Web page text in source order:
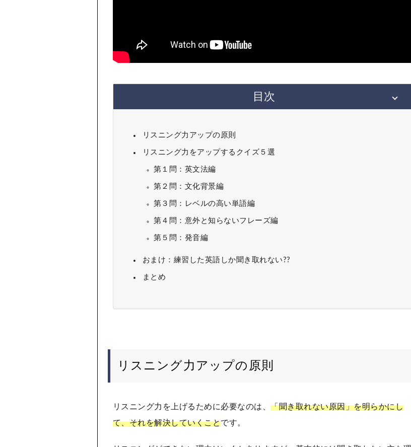
目次
リスニング力アップの原則
リスニング力をアップするクイズ５選
第１問：英文法編
第２問：文化背景編
第３問：レベルの高い単語編
第４問：意外と知らないフレーズ編
第５問：発音編
おまけ：練習した英語しか聞き取れない??
まとめ
リスニング力アップの原則
リスニング力を上げるために必要なのは、「聞き取れない原因」を明らかにし
て、それを解決していくことです。